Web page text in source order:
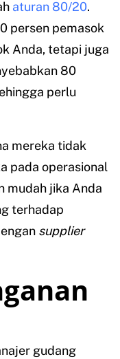
aturan 80/20.
persen pemasok
Anda, tetapi juga
80
perlu
mereka tidak
pada operasional
mudah jika Anda
terhadap
supplier
gudang